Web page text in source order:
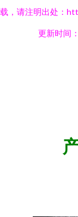
，请注明出处：
更新时间